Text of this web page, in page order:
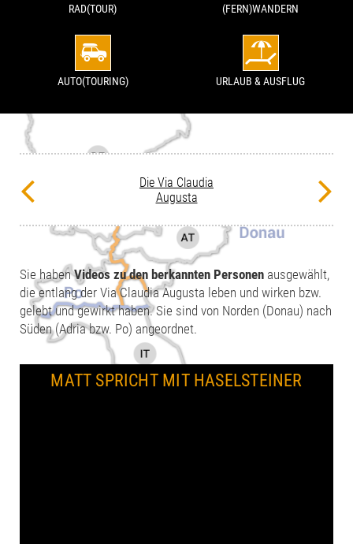
RAD(TOUR) (FERN)WANDERN
AUTO(TOURING) URLAUB & AUSFLUG
Die Via Claudia
Augusta
Sie habenVideos zu den berkannten Personen ausgewählt,
die entlang der Via Claudia Augusta leben und wirken bzw.
gelebt und gewirkt haben. Sie sind von Norden (Donau) nach
Süden (Adria bzw. Po) angeordnet.
MATT SPRICHT MIT HASELSTEINER